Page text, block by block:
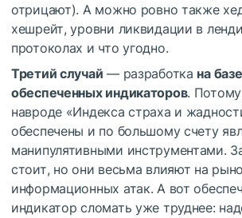
отрицают). А можно ровно также
хешрейт, уровни ликвидации в
протоколах и что угодно.
Третий случай — разработка на
обеспеченных индикаторов.
навроде «Индекса страха и
обеспечены и по большому счету
манипулятивными инструментами.
стоит, но они весьма влияют на
информационных атак. А вот
индикатор сломать уже труднее: